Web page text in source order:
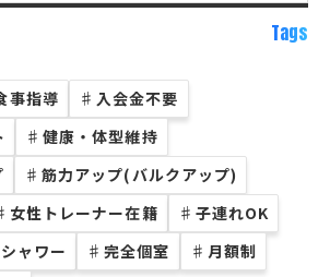
Tags
事指導 ♯ 入会金不要
♯ 健康・体型維持
♯ 筋力アップ(バルクアップ)
女性トレーナー在籍 ♯ 子連れOK
シャワー ♯ 完全個室 ♯ 月額制